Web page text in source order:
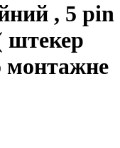
, 5 pin
штекер
монтажне